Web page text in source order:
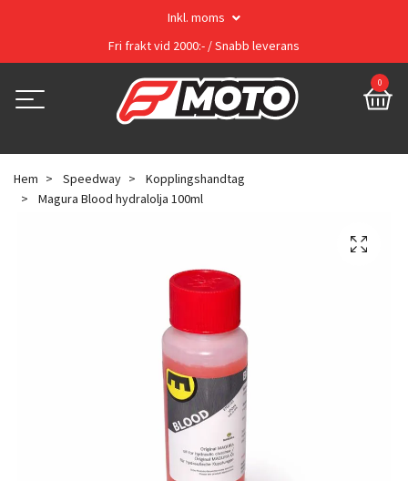
Inkl. moms
Fri frakt vid 2000:- / Snabb leverans
0
Hem Speedway
Kopplingshandtag
Magura Blood hydralolja 100ml